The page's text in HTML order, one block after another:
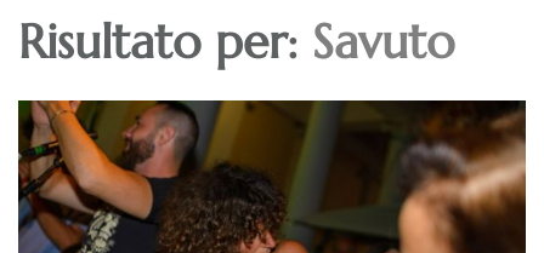
Risultato per: Savuto